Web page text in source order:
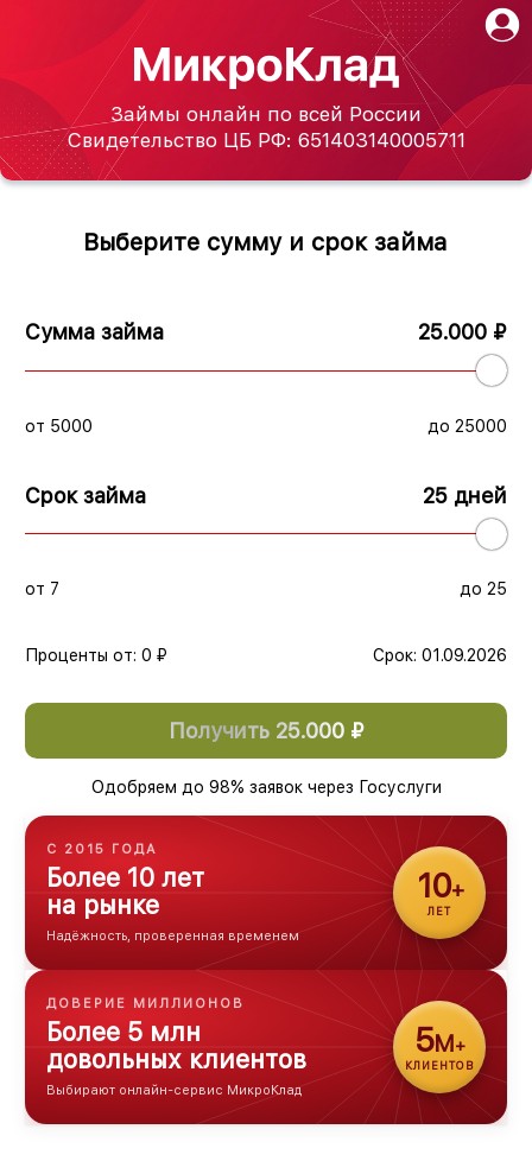
Займы онлайн по всей России
Свидетельство ЦБ РФ: 651403140005711
Выберите сумму и срок займа
Сумма займа 25.000 ₽
от 5000 до 25000
Срок займа 25 дней
от 7 до 25
Проценты от: 0 ₽ Срок: 01.09.2026
Получить 25.000 ₽
Одобряем до 98% заявок через Госуслуги
10+
ЛЕТ
С 2015 ГОДА
Более 10 лет
на рынке
Надёжность, проверенная временем
5М+
КЛИЕНТОВ
ДОВЕРИЕ МИЛЛИОНОВ
Более 5 млн
довольных клиентов
Выбирают онлайн-сервис МикроКлад